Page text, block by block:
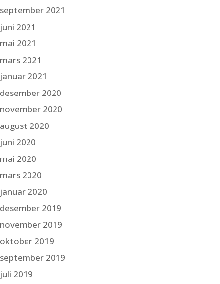
september 2021
juni 2021
mai 2021
mars 2021
januar 2021
desember 2020
november 2020
august 2020
juni 2020
mai 2020
mars 2020
januar 2020
desember 2019
november 2019
oktober 2019
september 2019
juli 2019